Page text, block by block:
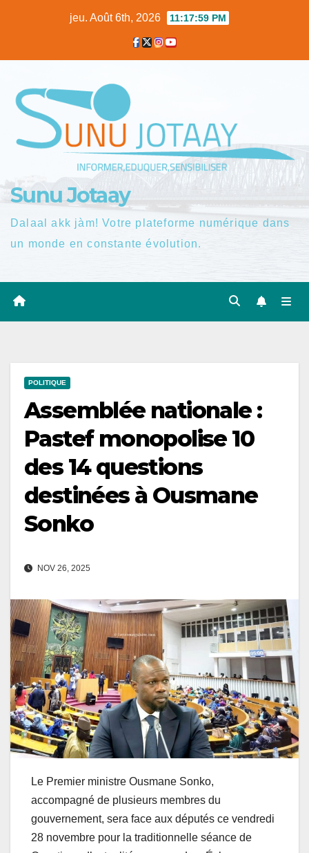
jeu. Août 6th, 2026 11:18:00 PM
Sunu Jotaay
Dalaal akk jàm! Votre plateforme numérique dans
un monde en constante évolution.
POLITIQUE
Assemblée nationale :
Pastef monopolise 10
des 14 questions
destinées à Ousmane
Sonko
NOV 26, 2025
Le Premier ministre Ousmane Sonko,
accompagné de plusieurs membres du
gouvernement, sera face aux députés ce vendredi
28 novembre pour la traditionnelle séance de